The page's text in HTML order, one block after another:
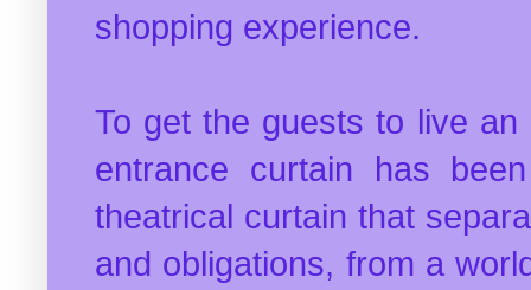
shopping experience.
To get the guests to live
entrance curtain has
theatrical curtain that
and obligations, from a